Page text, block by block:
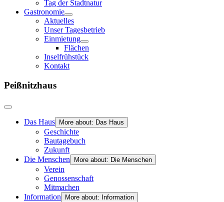
Tag der Stadtnatur
Gastronomie
Aktuelles
Unser Tagesbetrieb
Einmietung
Flächen
Inselfrühstück
Kontakt
Peißnitzhaus
Das Haus More about: Das Haus
Geschichte
Bautagebuch
Zukunft
Die Menschen
More about: Die Menschen
Verein
Genossenschaft
Mitmachen
Information
More about: Information